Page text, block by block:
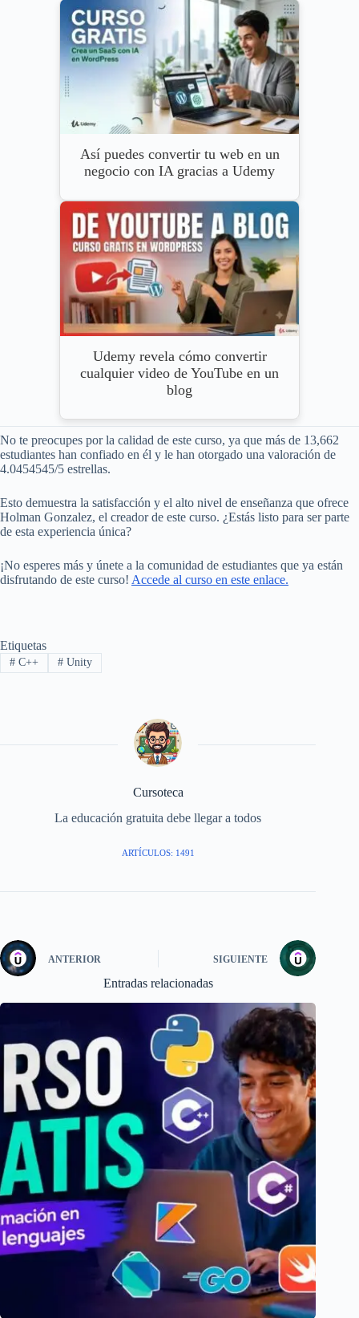
Así puedes convertir tu web en un
negocio con IA gracias a Udemy
Udemy revela cómo convertir
cualquier video de YouTube en un
blog
No te preocupes por la calidad de este curso, ya que más de 13,662
estudiantes han confiado en él y le han otorgado una valoración de
4.0454545/5 estrellas.
Esto demuestra la satisfacción y el alto nivel de enseñanza que ofrece
Holman Gonzalez, el creador de este curso. ¿Estás listo para ser parte
de esta experiencia única?
¡No esperes más y únete a la comunidad de estudiantes que ya están
disfrutando de este curso! Accede al curso en este enlace.
Etiquetas
#C++ #Unity
Cursoteca
La educación gratuita debe llegar a todos
ARTÍCULOS: 1491
ANTERIOR SIGUIENTE
Entradas relacionadas